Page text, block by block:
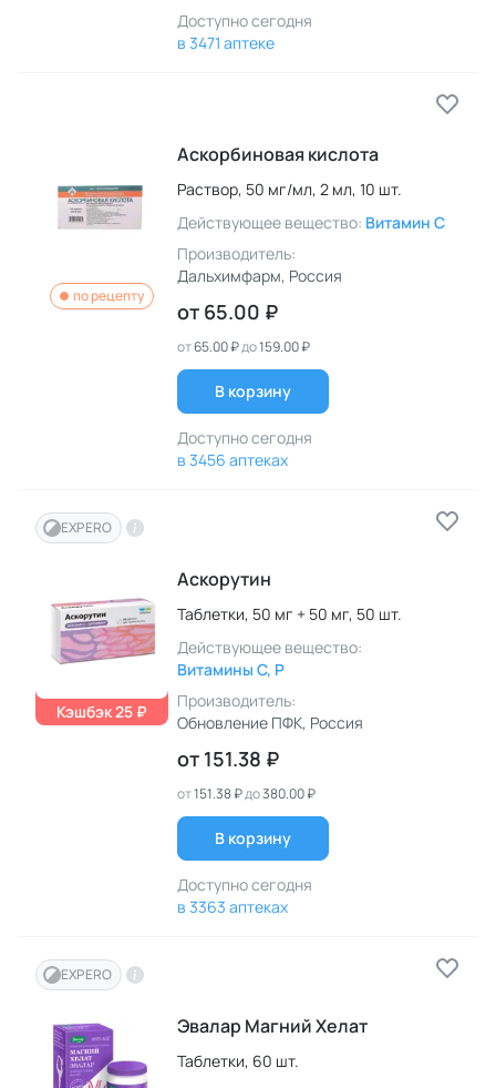
Доступно сегодня
в 3471 аптеке
по рецепту
Аскорбиновая кислота
Раствор, 50 мг/мл, 2 мл, 10 шт.
Действующее вещество: Витамин C
Производитель:
Дальхимфарм, Россия
от 65.00 ₽
от65.00 ₽до159.00 ₽
В корзину
Доступно сегодня
в 3456 аптеках
EXPERO
Кэшбэк 25 ₽
Аскорутин
Таблетки, 50 мг + 50 мг, 50 шт.
Действующее вещество:
Витамины C, P
Производитель:
Обновление ПФК, Россия
от 151.38 ₽
от151.38 ₽до380.00 ₽
В корзину
Доступно сегодня
в 3363 аптеках
EXPERO
Эвалар Магний Хелат
Таблетки, 60 шт.